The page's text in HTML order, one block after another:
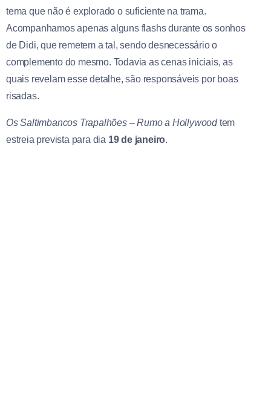
tema que não é explorado o suficiente na trama.
Acompanhamos apenas alguns flashs durante os sonhos
de Didi, que remetem a tal, sendo desnecessário o
complemento do mesmo. Todavia as cenas iniciais, as
quais revelam esse detalhe, são responsáveis por boas
risadas.
Os Saltimbancos Trapalhões – Rumo a Hollywoodtem
estreia prevista para dia 19 de janeiro.